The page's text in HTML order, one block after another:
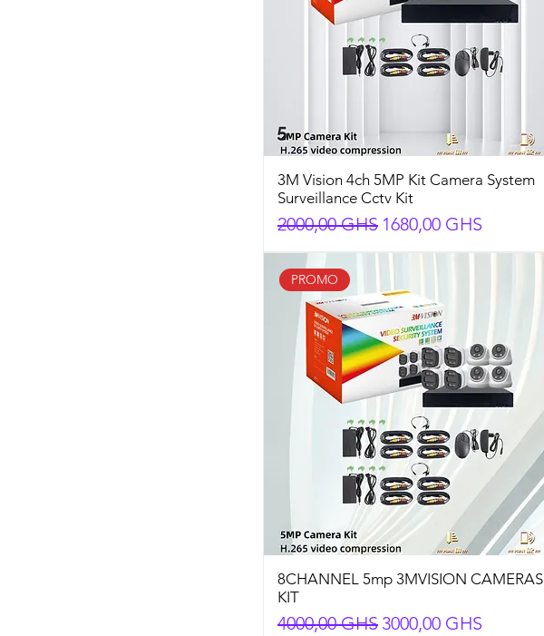
3M Vision 4ch 5MP Kit Camera System
Surveillance Cctv Kit
Preço normal
2000,00 GHS Preço promocional
1680,00 GHS
PROMO
8CHANNEL 5mp 3MVISION CAMERAS
KIT
Preço normal
4000,00 GHS Preço promocional
3000,00 GHS